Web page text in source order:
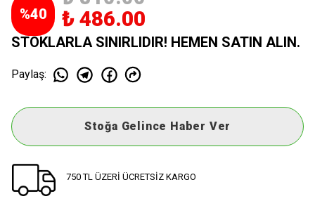
%40 ₺ 486.00
STOKLARLA SINIRLIDIR! HEMEN SATIN ALIN.
Paylaş:
Stoğa Gelince Haber Ver
750 TL ÜZERİ ÜCRETSİZ KARGO